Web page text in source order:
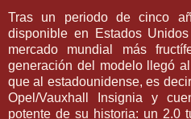
Tras un periodo de cinco
disponible en Estados
mercado mundial más
generación del modelo llegó
que al estadounidense, es
Opel/Vauxhall Insignia y
potente de su historia: un 2.0